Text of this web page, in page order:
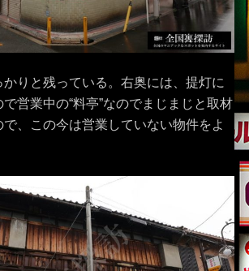
りと残っている。右奥には、提灯に
営業中の“料亭”なのでまじまじと取材
、この今は営業していない物件をよ